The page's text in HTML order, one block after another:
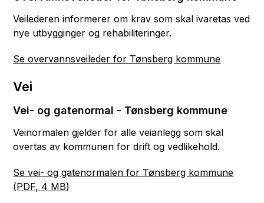
Veilederen informerer om krav som skal ivaretas ved
nye utbygginger og rehabiliteringer.
Se overvannsveileder for Tønsberg kommune
Vei
Vei- og gatenormal - Tønsberg kommune
Veinormalen gjelder for alle veianlegg som skal
overtas av kommunen for drift og vedlikehold.
Se vei- og gatenormalen for Tønsberg kommune
(PDF, 4 MB)